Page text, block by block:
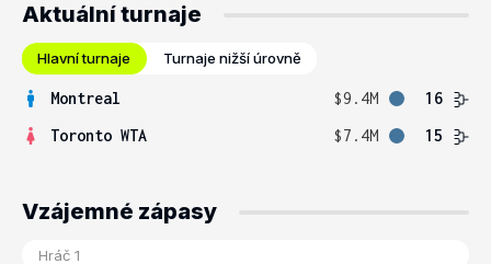
Aktuální turnaje
Hlavní turnaje Turnaje nižší úrovně
Montreal $9.4M
16
Toronto WTA
$7.4M 15
Vzájemné zápasy